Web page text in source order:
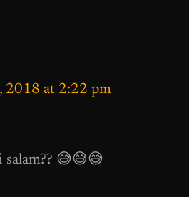
2018 at 2:22 pm
salam?? 😅😅😅